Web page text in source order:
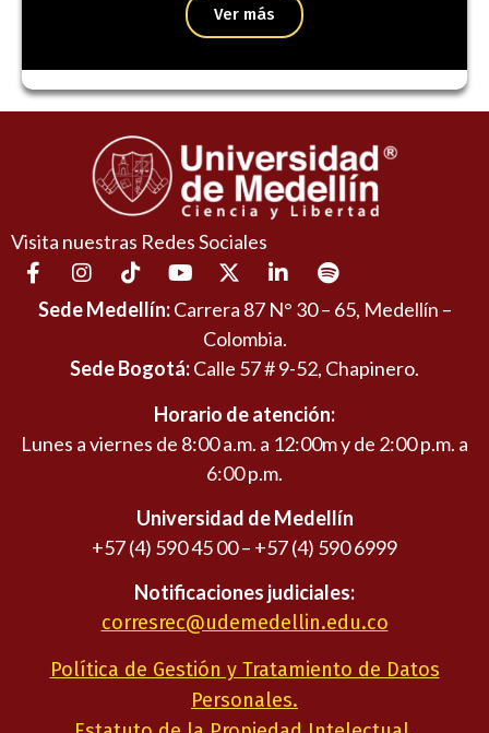
Ver más
Visita nuestras Redes Sociales
Sede Medellín:Carrera 87 N° 30 – 65, Medellín –
Colombia.
Sede Bogotá:Calle 57 # 9-52, Chapinero.
Horario de atención:
Lunes a viernes de 8:00 a.m. a 12:00m y de 2:00 p.m. a
6:00 p.m.
Universidad de Medellín
+57 (4) 590 45 00 – +57 (4) 590 6999
Notificaciones judiciales:
corresrec@udemedellin.edu.co
Política de Gestión y Tratamiento de Datos
Personales.